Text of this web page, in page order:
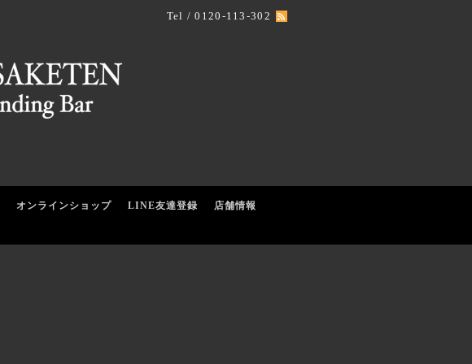
Tel / 0120-113-302
オンラインショップ LINE友達登録
店舗情報